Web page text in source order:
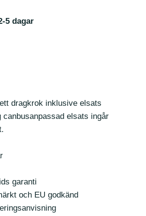
5 dagar
dragkrok inklusive elsats
canbusanpassad elsats ingår
garanti
och EU godkänd